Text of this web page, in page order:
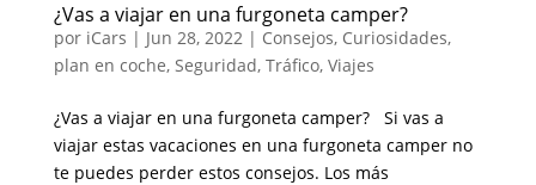
¿Vas a viajar en una furgoneta camper?
por iCars | Jun 28, 2022| Consejos, Curiosidades,
plan en coche, Seguridad, Tráfico, Viajes
¿Vas a viajar en una furgoneta camper? Si vas a
viajar estas vacaciones en una furgoneta camper no
te puedes perder estos consejos. Los más